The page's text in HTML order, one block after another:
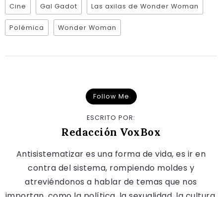
Cine Gal Gadot Las axilas de Wonder Woman
Polémica Wonder Woman
Follow Me
ESCRITO POR:
Redacción VoxBox
Antisistematizar es una forma de vida, es ir en
contra del sistema, rompiendo moldes y
atreviéndonos a hablar de temas que nos